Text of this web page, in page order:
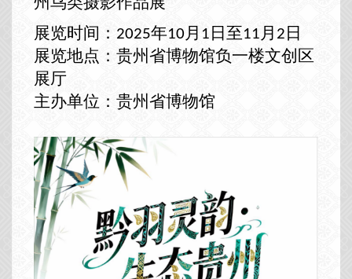
展览时间： 2025年10月 1 日 至11月 2 日
展览地点：贵州省博物馆负一楼文创区
展厅
主办单位：贵州省博物馆